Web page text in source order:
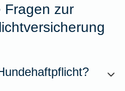
Fragen zur